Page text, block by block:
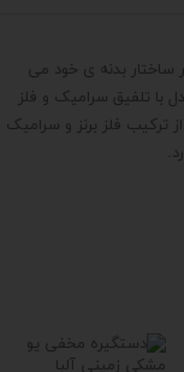
ساختار بدنه ی خود می
با تلفیق سرامیک و فلز
فلز برنز و سرامیک